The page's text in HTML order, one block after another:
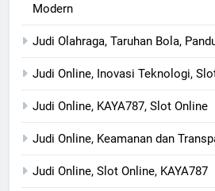
Modern
Judi Olahraga, Taruhan Bola,
Judi Online, Inovasi Teknologi,
Judi Online, KAYA787, Slot Online
Judi Online, Keamanan dan
Judi Online, Slot Online, KAYA787